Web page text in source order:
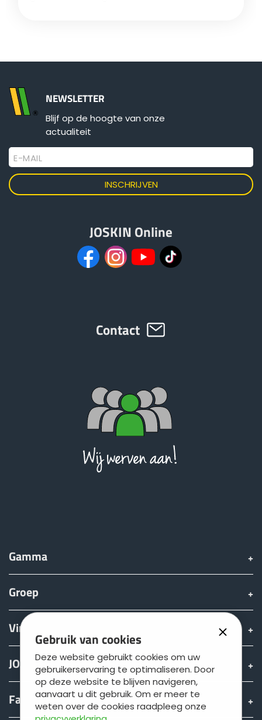
Gebruik van cookies
Deze website gebruikt cookies om uw
gebruikerservaring te optimaliseren. Door
op deze website te blijven navigeren,
aanvaart u dit gebruik. Om er meer te
weten over de cookies raadpleeg onze
NEWSLETTER
Blijf op de hoogte van onze
actualiteit
E-MAIL
JOSKIN Online
Contact
Gamma
Groep
Vinden & Kopen
JOSKIN wereld
Fan shop